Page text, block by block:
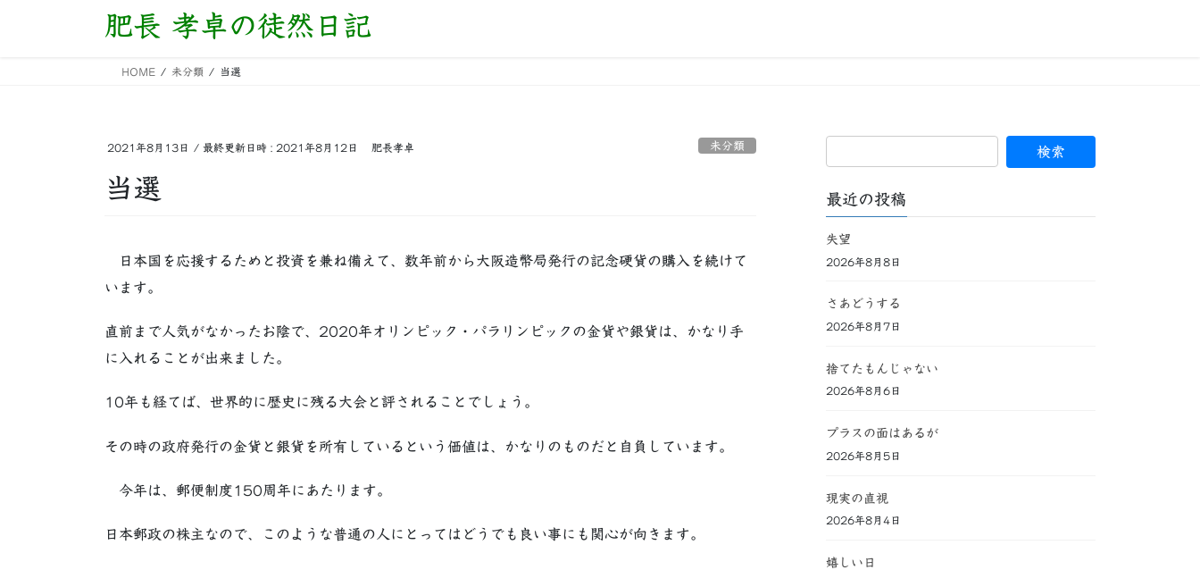
肥長 孝卓の徒然日記
HOME 未分類 当選
2021年8月13日 / 最終更新日時 : 2021年8月12日 肥長孝卓 未分類
当選
日本国を応援するためと投資を兼ね備えて、数年前から大阪造幣局発行の記念硬貨の購入を続けて
います。
直前まで人気がなかったお陰で、2020年オリンピック・パラリンピックの金貨や銀貨は、かなり手
に入れることが出来ました。
10年も経てば、世界的に歴史に残る大会と評されることでしょう。
その時の政府発行の金貨と銀貨を所有しているという価値は、かなりのものだと自負しています。
今年は、郵便制度150周年にあたります。
日本郵政の株主なので、このような普通の人にとってはどうでも良い事にも関心が向きます。
最近の投稿
失望
2026年8月8日
さあどうする
2026年8月7日
捨てたもんじゃない
2026年8月6日
プラスの面はあるが
2026年8月5日
現実の直視
2026年8月4日
嬉しい日